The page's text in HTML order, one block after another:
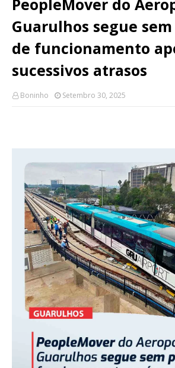
PeopleMover do
Guarulhos segue
de funcionamento
sucessivos atrasos
Boninho Setembro 30, 2025